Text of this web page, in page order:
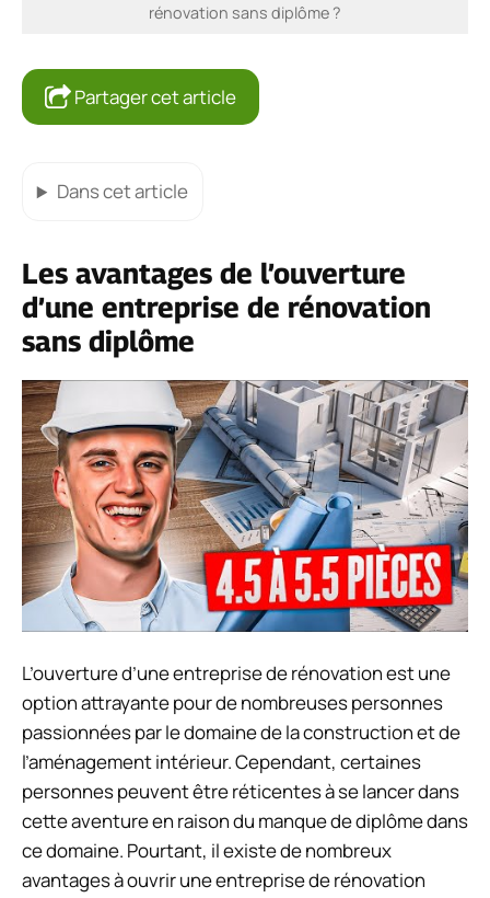
rénovation sans diplôme ?
Partager cet article
Dans cet article
Les avantages de l’ouverture
d’une entreprise de rénovation
sans diplôme
L’ouverture d’une entreprise de rénovation est une
option attrayante pour de nombreuses personnes
passionnées par le domaine de la construction et de
l’aménagement intérieur. Cependant, certaines
personnes peuvent être réticentes à se lancer dans
cette aventure en raison du manque de diplôme dans
ce domaine. Pourtant, il existe de nombreux
avantages à ouvrir une entreprise de rénovation